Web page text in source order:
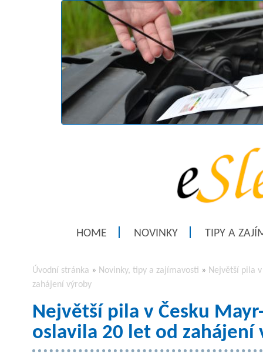
HOME NOVINKY TIPY A
Úvodní stránka » Novinky, tipy a zajímavosti » Největší pila
zahájení výroby
Největší pila v Česku
oslavila 20 let od zahájení